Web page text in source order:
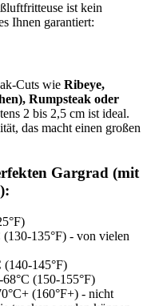
ist kein
Ihnen garantiert:
Cuts wie Ribeye,
Rumpsteak oder
2 bis 2,5 cm ist ideal.
das macht einen großen
Gargrad (mit
(130-135°F) - von vielen
(140-145°F)
68°C (150-155°F)
(160°F+) - nicht